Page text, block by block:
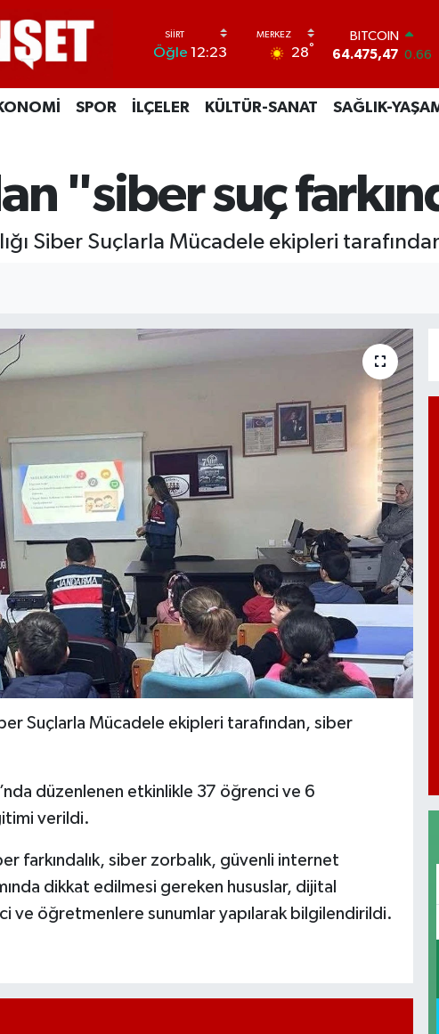
Öğle 12:23 28°
64.475,47 0.66
DOLAR
EURO
55,1336 0.18
6527.85 0.54
BİST100
SPOR İLÇELER KÜLTÜR-SANAT SAĞLIK-
"siber suç
Siber Suçlarla Mücadele ekipleri
Suçlarla Mücadele ekipleri tarafından, siber
düzenlenen etkinlikle 37 öğrenci ve 6
verildi.
farkındalık, siber zorbalık, güvenli internet
dikkat edilmesi gereken hususlar, dijital
ve öğretmenlere sunumlar yapılarak bilgilendirildi.